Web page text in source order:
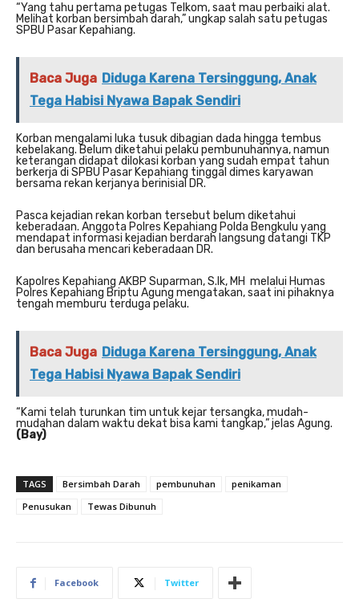
“Yang tahu pertama petugas Telkom, saat mau perbaiki alat.
Melihat korban bersimbah darah,” ungkap salah satu petugas
SPBU Pasar Kepahiang.
Baca Juga Diduga Karena Tersinggung, Anak
Tega Habisi Nyawa Bapak Sendiri
Korban mengalami luka tusuk dibagian dada hingga tembus
kebelakang. Belum diketahui pelaku pembunuhannya, namun
keterangan didapat dilokasi korban yang sudah empat tahun
berkerja di SPBU Pasar Kepahiang tinggal dimes karyawan
bersama rekan kerjanya berinisial DR.
Pasca kejadian rekan korban tersebut belum diketahui
keberadaan. Anggota Polres Kepahiang Polda Bengkulu yang
mendapat informasi kejadian berdarah langsung datangi TKP
dan berusaha mencari keberadaan DR.
Kapolres Kepahiang AKBP Suparman, S.Ik, MH melalui Humas
Polres Kepahiang Briptu Agung mengatakan, saat ini pihaknya
tengah memburu terduga pelaku.
Baca Juga Diduga Karena Tersinggung, Anak
Tega Habisi Nyawa Bapak Sendiri
“Kami telah turunkan tim untuk kejar tersangka, mudah-
mudahan dalam waktu dekat bisa kami tangkap,” jelas Agung.
(Bay)
TAGS Bersimbah Darah pembunuhan
penikaman
Penusukan
Tewas Dibunuh
Facebook Twitter